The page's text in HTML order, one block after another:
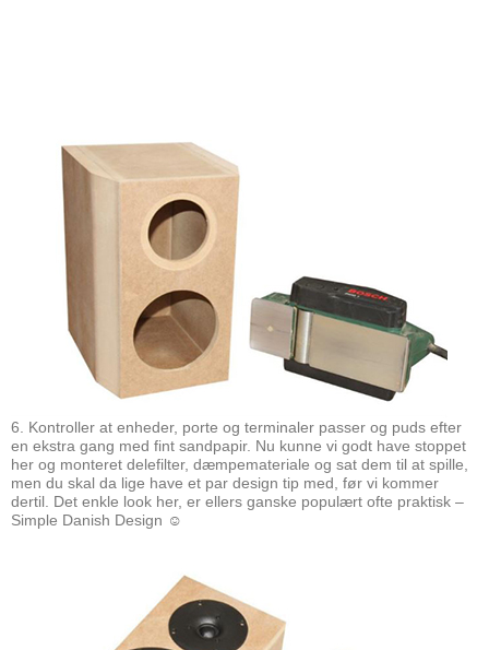
6. Kontroller at enheder, porte og terminaler passer og puds efter
en ekstra gang med fint sandpapir. Nu kunne vi godt have stoppet
her og monteret delefilter, dæmpemateriale og sat dem til at spille,
men du skal da lige have et par design tip med, før vi kommer
dertil. Det enkle look her, er ellers ganske populært ofte praktisk –
Simple Danish Design ☺